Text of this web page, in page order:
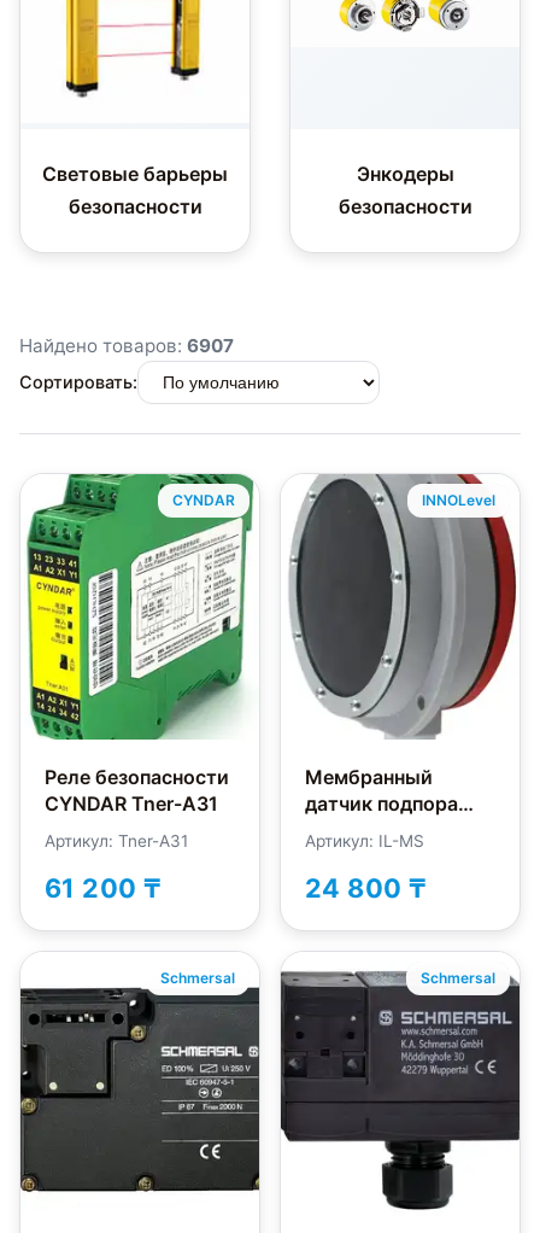
Световые барьеры
безопасности
Энкодеры
безопасности
Найдено товаров: 6907
Сортировать:
CYNDAR
Реле безопасности
CYNDAR Tner-A31
Артикул: Tner-A31
61 200 ₸
INNOLevel
Мембранный
датчик подпора
INNOLevel IL-MS
Артикул: IL-MS
24 800 ₸
Schmersal Schmersal